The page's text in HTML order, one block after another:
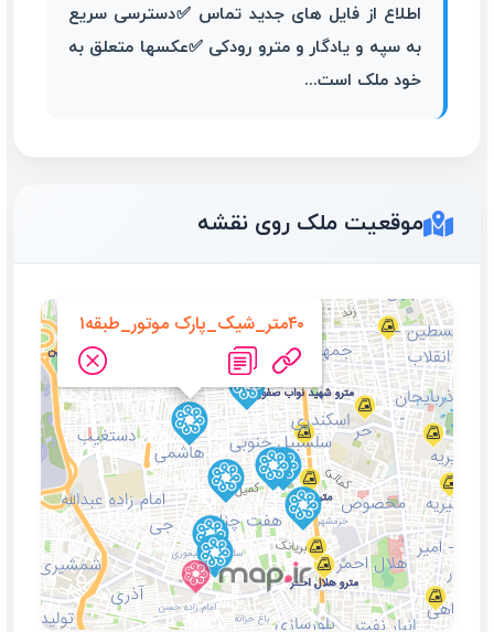
اطلاع از فایل های جدید تماس ✅دسترسی سریع
به سپه و یادگار و مترو رودکی ✅عکسها متعلق به
خود ملک است...
موقعیت ملک روی نقشه
۴۰متر_شیک_پارک موتور_طبقه۱